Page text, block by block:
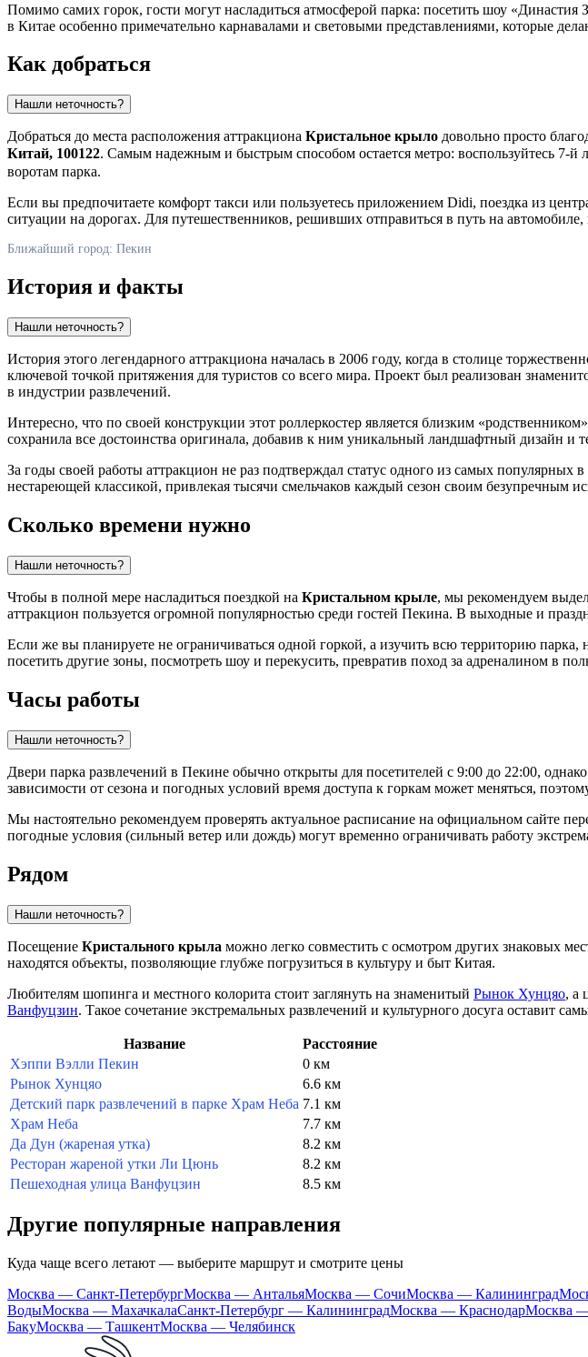
Помимо самих горок, гости могут насладиться атмосферой парка: посетить шоу
в Китае особенно примечательно карнавалами и световыми представлениями, которые
Как добраться
Нашли неточность?
Добраться до места расположения аттракциона Кристальное крыло довольно просто
Китай, 100122. Самым надежным и быстрым способом остается метро: воспользуйтесь 7-й
воротам парка.
Если вы предпочитаете комфорт такси или пользуетесь приложением Didi, поездка из
ситуации на дорогах. Для путешественников, решивших отправиться в путь на
Ближайший город: Пекин
История и факты
Нашли неточность?
История этого легендарного аттракциона началась в 2006 году, когда в столице
ключевой точкой притяжения для туристов со всего мира. Проект был реализован
в индустрии развлечений.
Интересно, что по своей конструкции этот роллеркостер является близким
сохранила все достоинства оригинала, добавив к ним уникальный ландшафтный дизайн и
За годы своей работы аттракцион не раз подтверждал статус одного из самых популярных в
нестареющей классикой, привлекая тысячи смельчаков каждый сезон своим безупречным
Сколько времени нужно
Нашли неточность?
Чтобы в полной мере насладиться поездкой на Кристальном крыле, мы рекомендуем
аттракцион пользуется огромной популярностью среди гостей Пекина. В выходные и
Если же вы планируете не ограничиваться одной горкой, а изучить всю территорию
посетить другие зоны, посмотреть шоу и перекусить, превратив поход за адреналином в
Часы работы
Нашли неточность?
Двери парка развлечений в Пекине обычно открыты для посетителей с 9:00 до 22:00,
зависимости от сезона и погодных условий время доступа к горкам может меняться,
Мы настоятельно рекомендуем проверять актуальное расписание на официальном сайте
погодные условия (сильный ветер или дождь) могут временно ограничивать работу
Рядом
Нашли неточность?
Посещение Кристального крыла можно легко совместить с осмотром других знаковых
находятся объекты, позволяющие глубже погрузиться в культуру и быт Китая.
Любителям шопинга и местного колорита стоит заглянуть на знаменитый Рынок Хунцяо, а
Ванфуцзин. Такое сочетание экстремальных развлечений и культурного досуга оставит
Название
Расстояние
Хэппи Вэлли Пекин
0 км
Рынок Хунцяо
6.6 км
Детский парк развлечений в парке Храм Неба 7.1 км
Храм Неба
7.7 км
Да Дун (жареная утка)
8.2 км
Ресторан жареной утки Ли Цюнь
8.2 км
Пешеходная улица Ванфуцзин
8.5 км
Другие популярные направления
Куда чаще всего летают — выберите маршрут и смотрите цены
Москва — Санкт-ПетербургМосква — АнтальяМосква — СочиМосква — Калининград
ВодыМосква — МахачкалаСанкт-Петербург — КалининградМосква — КраснодарМосква
БакуМосква — ТашкентМосква — Челябинск